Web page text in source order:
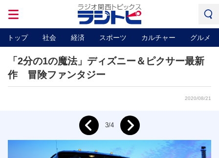
トップ 社会 経済 スポーツ カルチャー グルメ
「2分の1の魔法」ディズニー＆ピクサー最新
作 冒険ファンタジー
2020/08/21
Prev 3/4 Next